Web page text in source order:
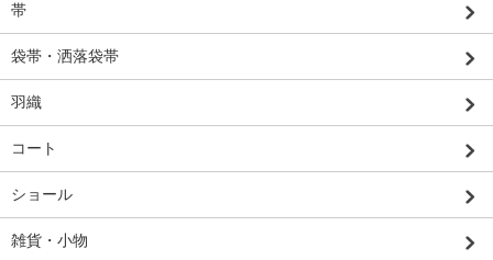
帯
袋帯・洒落袋帯
羽織
コート
ショール
雑貨・小物